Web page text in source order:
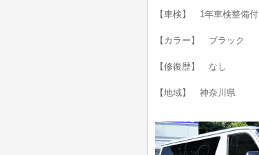
【車検】 1年車検整備付
【カラー】 ブラック
【修復歴】 なし
【地域】 神奈川県